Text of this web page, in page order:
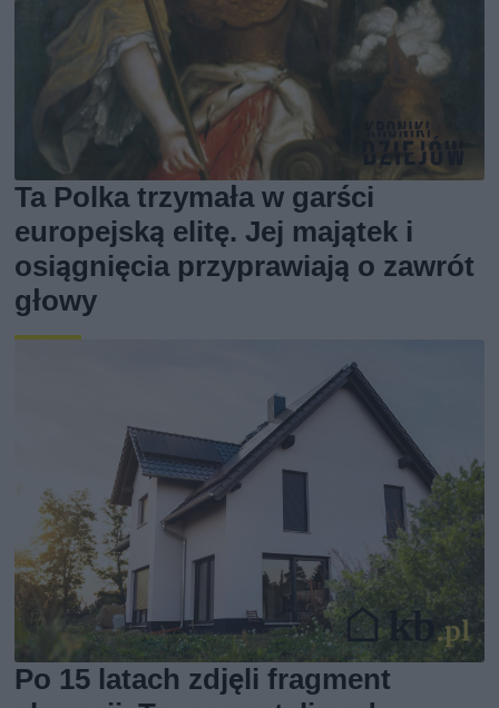
Ta Polka trzymała w garści
europejską elitę. Jej majątek i
osiągnięcia przyprawiają o zawrót
głowy
Po 15 latach zdjęli fragment